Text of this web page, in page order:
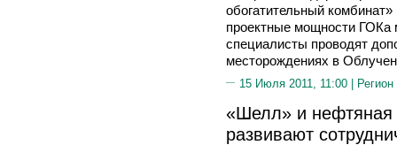
обогатительный
проектные мощности ГОКа
специалисты проводят
месторождениях в
15 Июля 2011, 11:00 | Регион
«Шелл» и нефтяная
развивают